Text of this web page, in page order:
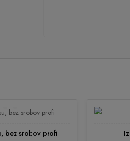
bez srobov profi